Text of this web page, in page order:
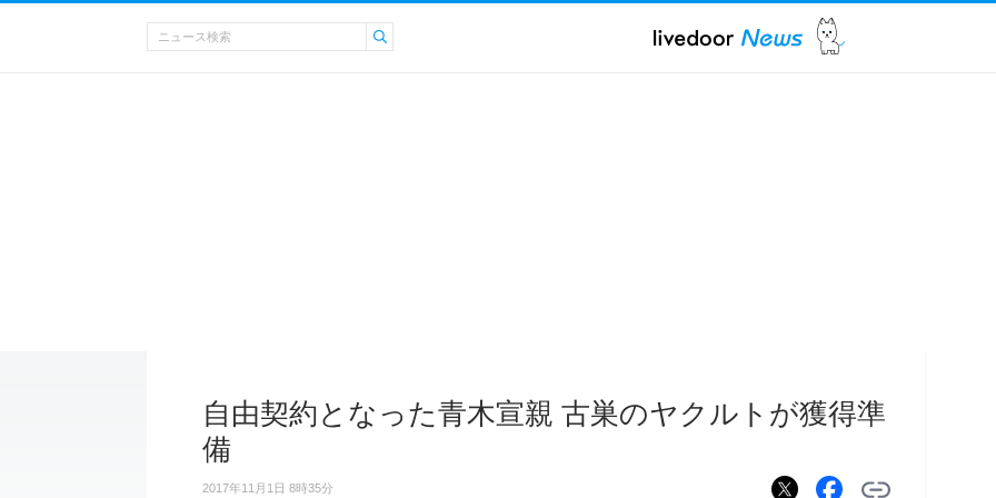
自由契約となった青木宣親 古巣のヤクルトが獲得準
備
2017年11月1日 8時35分